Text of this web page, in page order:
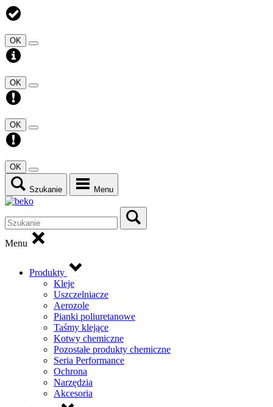
OK
OK
OK
OK
Szukanie Menu
Menu
Produkty
Kleje
Uszczelniacze
Aerozole
Pianki poliuretanowe
Taśmy klejące
Kotwy chemiczne
Pozostałe produkty chemiczne
Seria Performance
Ochrona
Narzędzia
Akcesoria